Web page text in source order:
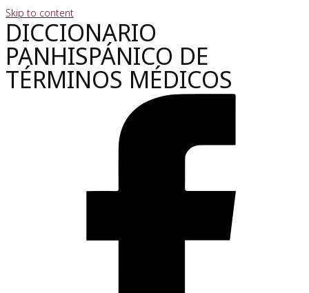
Skip to content
DICCIONARIO
PANHISPÁNICO DE
TÉRMINOS MÉDICOS